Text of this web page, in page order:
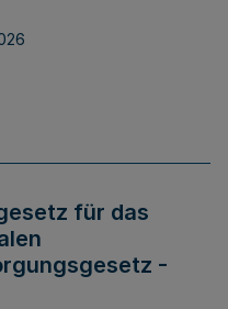
für das
-